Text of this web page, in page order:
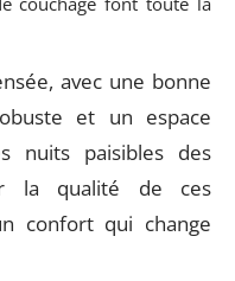
avec une bonne
et un espace
nuits paisibles des
la qualité de ces
confort qui change